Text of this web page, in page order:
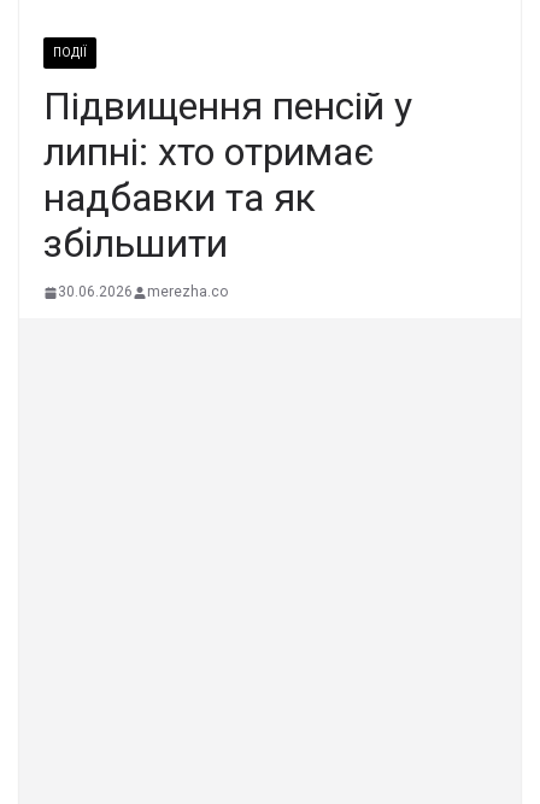
ПОДІЇ
Підвищення пенсій у
липні: хто отримає
надбавки та як
збільшити
30.06.2026 merezha.co